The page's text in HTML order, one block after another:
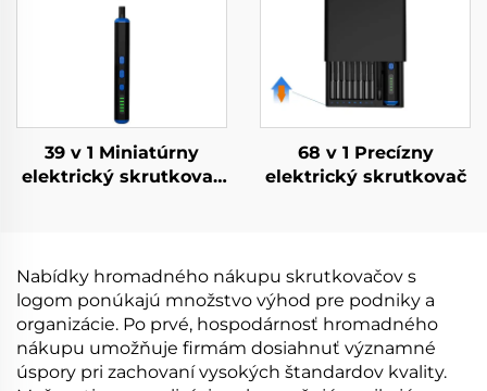
39 v 1 Miniatúrny
elektrický skrutkovač
68 v 1 Precízny
elektrický skrutkovač
Nabídky hromadného nákupu skrutkovačov s
logom ponúkajú množstvo výhod pre podniky a
organizácie. Po prvé, hospodárnosť hromadného
nákupu umožňuje firmám dosiahnuť významné
úspory pri zachovaní vysokých štandardov kvality.